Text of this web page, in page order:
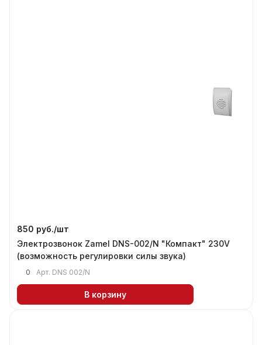
850 руб./шт
Электрозвонок Zamel DNS-002/N "Компакт" 230V
(возможность регулировки силы звука)
0 Арт. DNS 002/N
В корзину